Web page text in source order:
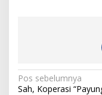
N
Pos sebelumnya
Sah, Koperasi